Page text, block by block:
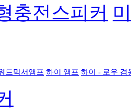
충전스피커
드믹서앰프 하이 앰프 하이 - 로우 겸